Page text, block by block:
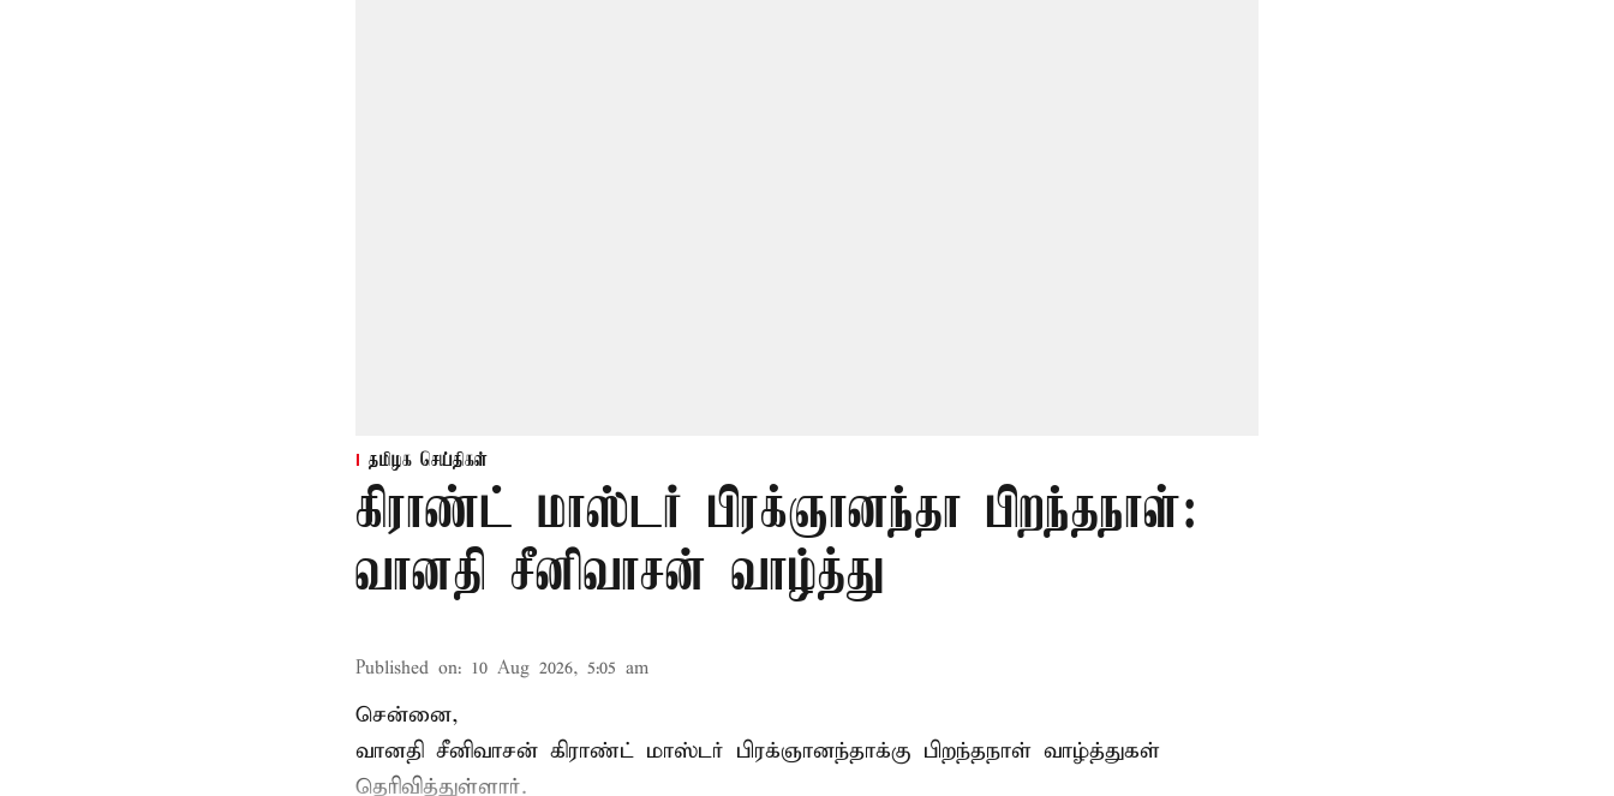
தமிழக செய்திகள்
கிராண்ட் மாஸ்டர் பிரக்ஞானந்தா பிறந்தநாள்:
வானதி சீனிவாசன் வாழ்த்து
Published on: 10 Aug 2026, 5:05 am
சென்னை,
வானதி சீனிவாசன் கிராண்ட் மாஸ்டர் பிரக்ஞானந்தாக்கு பிறந்தநாள் வாழ்த்துகள்
தெரிவித்துள்ளார்.